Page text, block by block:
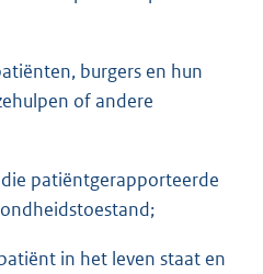
burgers en hun
of andere
patiëntgerapporteerde
in het leven staat en